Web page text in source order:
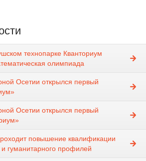
технопарке Кванториум
олимпиада
Осетии открылся первый
Осетии открылся первый
повышение квалификации
гуманитарного профилей